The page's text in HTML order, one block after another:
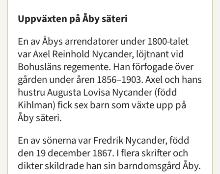
Uppväxten på Åby säteri
En av Åbys arrendatorer under 1800-talet
var Axel Reinhold Nycander, löjtnant vid
Bohusläns regemente. Han förfogade över
gården under åren 1856–1903. Axel och hans
hustru Augusta Lovisa Nycander (född
Kihlman) fick sex barn som växte upp på
Åby säteri.
En av sönerna var Fredrik Nycander, född
den 19 december 1867. I flera skrifter och
dikter skildrade han sin barndomsgård Åby.